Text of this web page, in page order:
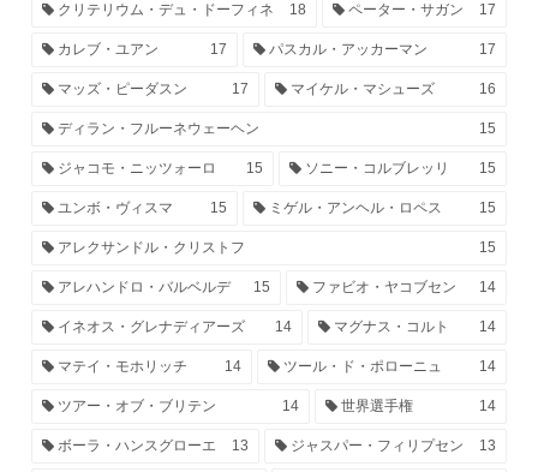
クリテリウム・デュ・ドーフィネ 18 ペーター・サガン 17
カレブ・ユアン 17 パスカル・アッカーマン 17
マッズ・ピーダスン 17 マイケル・マシューズ 16
ディラン・フルーネウェーヘン 15
ジャコモ・ニッツォーロ 15 ソニー・コルブレッリ 15
ユンボ・ヴィスマ 15 ミゲル・アンヘル・ロペス 15
アレクサンドル・クリストフ 15
アレハンドロ・バルベルデ 15 ファビオ・ヤコブセン 14
イネオス・グレナディアーズ 14 マグナス・コルト 14
マテイ・モホリッチ 14 ツール・ド・ポローニュ 14
ツアー・オブ・ブリテン 14 世界選手権 14
ボーラ・ハンスグローエ 13 ジャスパー・フィリプセン 13